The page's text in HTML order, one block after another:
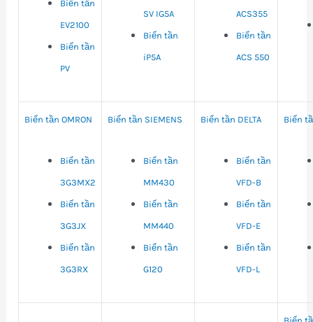
Biến tần
EV2100
Biến tần
PV
SV IG5A
Biến tần
iP5A
ACS355
Biến tần
ACS 550
Biến tần OMRON
Biến tần
3G3MX2
Biến tần
3G3JX
Biến tần
3G3RX
Biến tần SIEMENS
Biến tần
MM430
Biến tần
MM440
Biến tần
G120
Biến tần DELTA
Biến tần
VFD-B
Biến tần
VFD-E
Biến tần
VFD-L
Biến